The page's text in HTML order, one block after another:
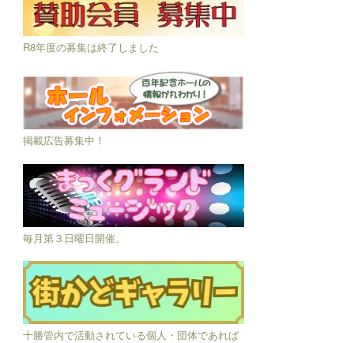
R8年度の募集は終了しました
掲載広告募集中！
毎月第３日曜日開催。
十勝管内で活動されている個人・団体であれば